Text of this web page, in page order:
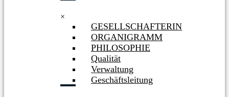
×
GESELLSCHAFTERIN
ORGANIGRAMM
PHILOSOPHIE
Qualität
Verwaltung
Geschäftsleitung